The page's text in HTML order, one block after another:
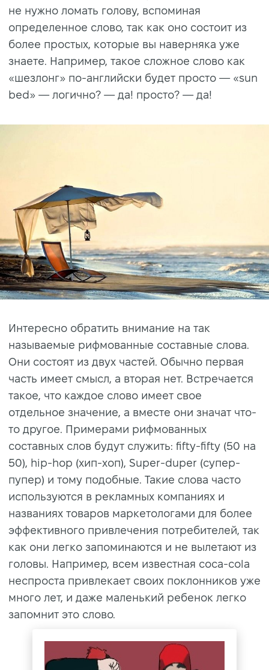
не нужно ломать голову, вспоминая
определенное слово, так как оно состоит из
более простых, которые вы наверняка уже
знаете. Например, такое сложное слово как
«шезлонг» по-английски будет просто — «sun
bed» — логично? — да! просто? — да!
Интересно обратить внимание на так
называемые рифмованные составные слова.
Они состоят из двух частей. Обычно первая
часть имеет смысл, а вторая нет. Встречается
такое, что каждое слово имеет свое
отдельное значение, а вместе они значат что-
то другое. Примерами рифмованных
составных слов будут служить: fifty-fifty (50 на
50), hip-hop (хип-хоп), Super-duper (супер-
пупер) и тому подобные. Такие слова часто
используются в рекламных компаниях и
названиях товаров маркетологами для более
эффективного привлечения потребителей, так
как они легко запоминаются и не вылетают из
головы. Например, всем известная coca-cola
неспроста привлекает своих поклонников уже
много лет, и даже маленький ребенок легко
запомнит это слово.